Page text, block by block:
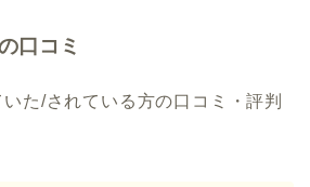
口コミ
た/されている方の口コミ・評判